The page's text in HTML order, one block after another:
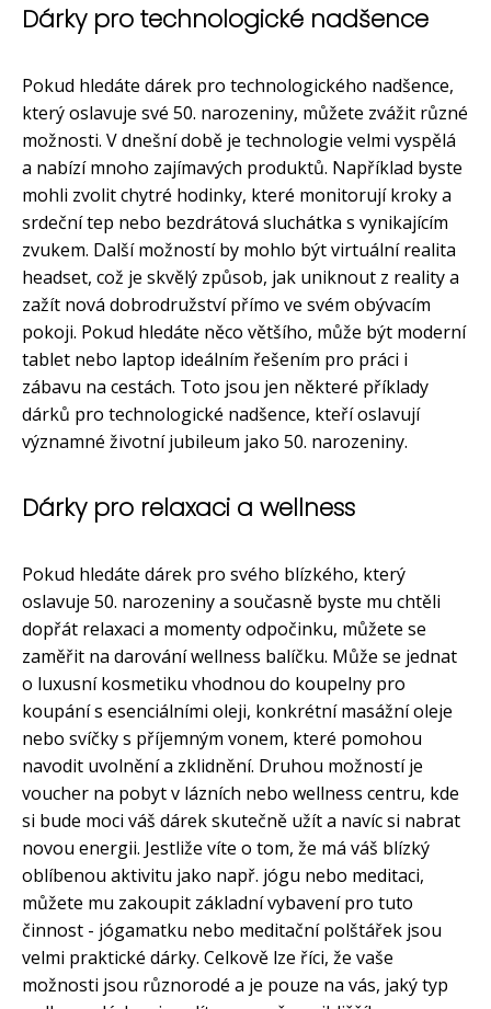
Dárky pro technologické nadšence
Pokud hledáte dárek pro technologického nadšence,
který oslavuje své 50. narozeniny, můžete zvážit různé
možnosti. V dnešní době je technologie velmi vyspělá
a nabízí mnoho zajímavých produktů. Například byste
mohli zvolit chytré hodinky, které monitorují kroky a
srdeční tep nebo bezdrátová sluchátka s vynikajícím
zvukem. Další možností by mohlo být virtuální realita
headset, což je skvělý způsob, jak uniknout z reality a
zažít nová dobrodružství přímo ve svém obývacím
pokoji. Pokud hledáte něco většího, může být moderní
tablet nebo laptop ideálním řešením pro práci i
zábavu na cestách. Toto jsou jen některé příklady
dárků pro technologické nadšence, kteří oslavují
významné životní jubileum jako 50. narozeniny.
Dárky pro relaxaci a wellness
Pokud hledáte dárek pro svého blízkého, který
oslavuje 50. narozeniny a současně byste mu chtěli
dopřát relaxaci a momenty odpočinku, můžete se
zaměřit na darování wellness balíčku. Může se jednat
o luxusní kosmetiku vhodnou do koupelny pro
koupání s esenciálními oleji, konkrétní masážní oleje
nebo svíčky s příjemným vonem, které pomohou
navodit uvolnění a zklidnění. Druhou možností je
voucher na pobyt v lázních nebo wellness centru, kde
si bude moci váš dárek skutečně užít a navíc si nabrat
novou energii. Jestliže víte o tom, že má váš blízký
oblíbenou aktivitu jako např. jógu nebo meditaci,
můžete mu zakoupit základní vybavení pro tuto
činnost - jógamatku nebo meditační polštářek jsou
velmi praktické dárky. Celkově lze říci, že vaše
možnosti jsou různorodé a je pouze na vás, jaký typ